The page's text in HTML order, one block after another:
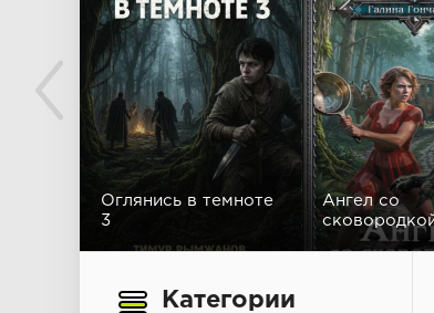
Оглянись в темноте
3
Ангел со
Категории